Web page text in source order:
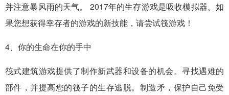
并注意暴风雨的天气。 2017年的生存游戏是吸收模拟器。如
果您想获得幸存者的游戏的新技能，请尝试筏游戏！
4、你的生命在你的手中
筏式建筑游戏提供了制作新武器和设备的机会。寻找遇难的
部件，并提高您的筏子的生存逃脱。制造矛，保护自己免受